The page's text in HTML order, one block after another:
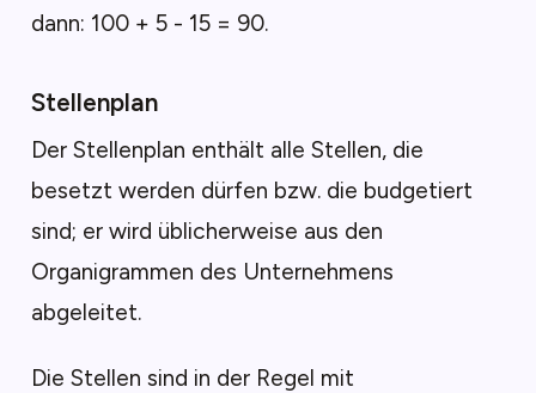
dann: 100 + 5 - 15 = 90.
Stellenplan
Der Stellenplan enthält alle Stellen, die
besetzt werden dürfen bzw. die budgetiert
sind; er wird üblicherweise aus den
Organigrammen des Unternehmens
abgeleitet.
Die Stellen sind in der Regel mit